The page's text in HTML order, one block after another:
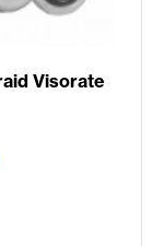
Visorate